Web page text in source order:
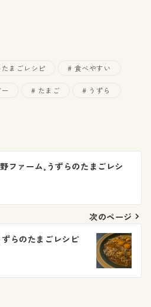
たまごレシピ 食べやすい
たまご うずら
ファーム,うずらのたまごレシ
次のページ
らのたまごレシピ